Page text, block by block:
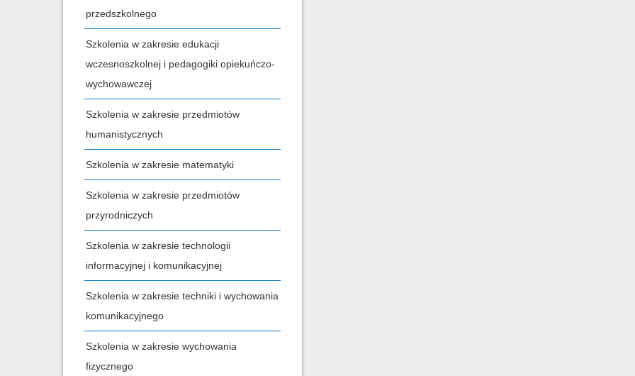
przedszkolnego
Szkolenia w zakresie edukacji
wczesnoszkolnej i pedagogiki opiekuńczo-
wychowawczej
Szkolenia w zakresie przedmiotów
humanistycznych
Szkolenia w zakresie matematyki
Szkolenia w zakresie przedmiotów
przyrodniczych
Szkolenia w zakresie technologii
informacyjnej i komunikacyjnej
Szkolenia w zakresie techniki i wychowania
komunikacyjnego
Szkolenia w zakresie wychowania
fizycznego